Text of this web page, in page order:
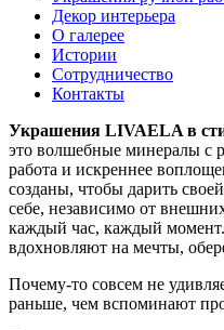
Декор интерьера
О галерее
Истории
Сотрудничество
Контакты
Украшения LIVAELA в
это волшебные минералы с
работа и искреннее
созданы, чтобы дарить
себе, независимо от
каждый час, каждый
вдохновляют на мечты,
Почему-то совсем не
раньше, чем вспоминают